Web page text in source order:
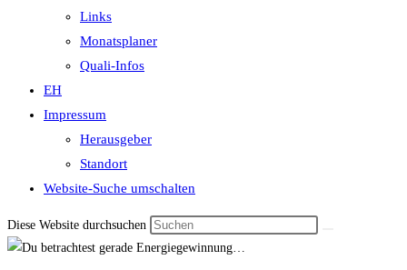
Links
Monatsplaner
Quali-Infos
EH
Impressum
Herausgeber
Standort
Website-Suche umschalten
Diese Website durchsuchen